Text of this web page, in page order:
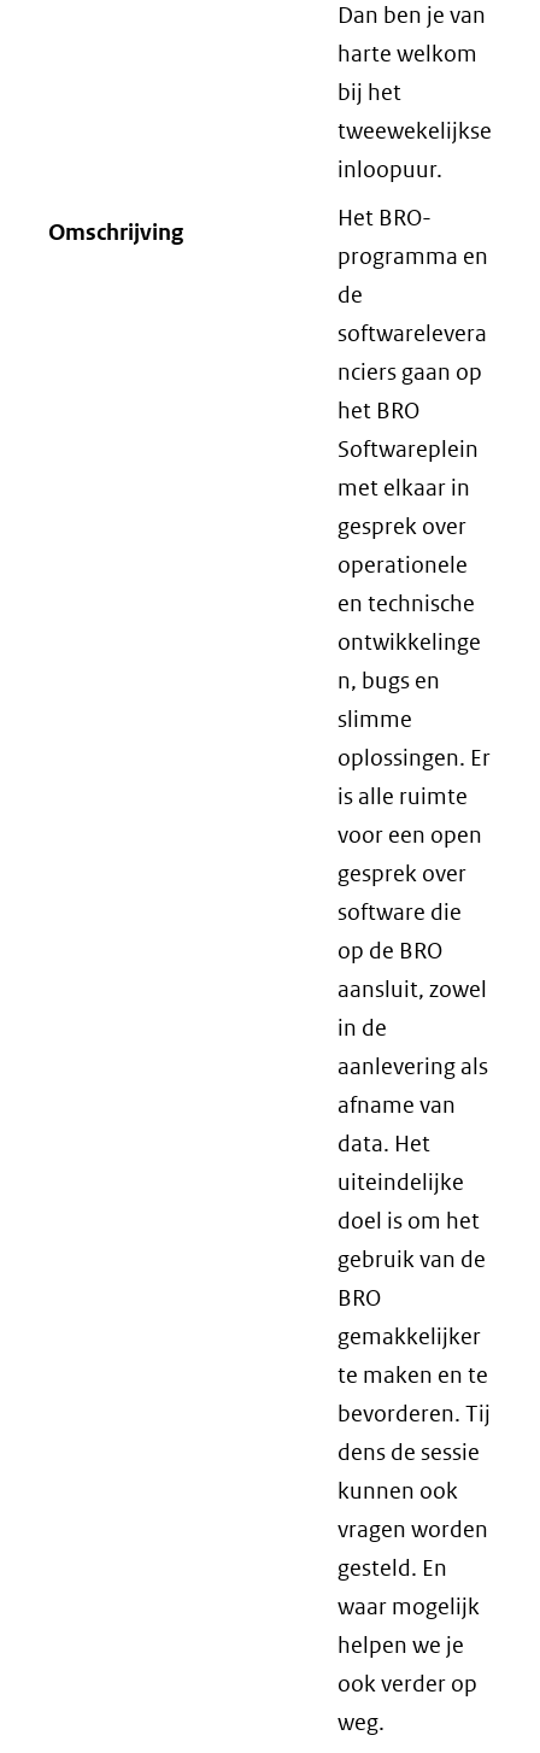
Dan ben je van
harte welkom
bij het
tweewekelijkse
inloopuur.
Omschrijving
Het BRO-
programma en
de
softwarelevera
nciers gaan op
het BRO
Softwareplein
met elkaar in
gesprek over
operationele
en technische
ontwikkelinge
n, bugs en
slimme
oplossingen. Er
is alle ruimte
voor een open
gesprek over
software die
op de BRO
aansluit, zowel
in de
aanlevering als
afname van
data. Het
uiteindelijke
doel is om het
gebruik van de
BRO
gemakkelijker
te maken en te
bevorderen. Tij
dens de sessie
kunnen ook
vragen worden
gesteld. En
waar mogelijk
helpen we je
ook verder op
weg.